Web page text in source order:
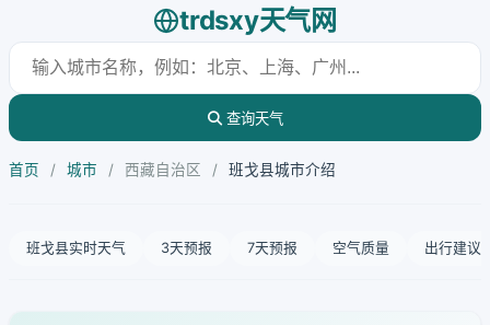
trdsxy天气网
查询天气
首页 / 城市 / 西藏自治区 / 班戈县城市介绍
班戈县实时天气 3天预报 7天预报 空气质量 出行建议